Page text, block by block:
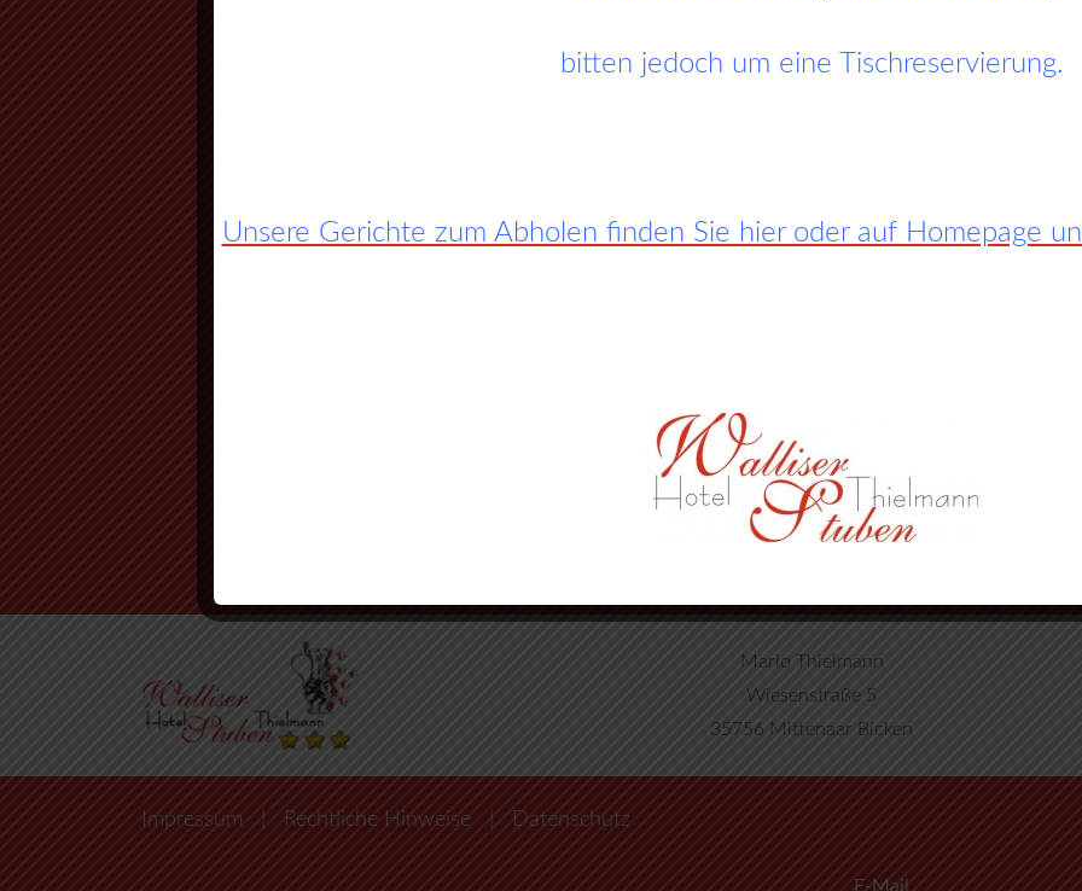
Mario Thielmann
Wiesenstraße 5
35756 Mittenaar Bicken
Impressum Rechtliche Hinweise Datenschutz
E-Mail
bitten jedoch um eine Tischreservierung.
Unsere Gerichte zum Abholen finden Sie hier oder auf Homepage